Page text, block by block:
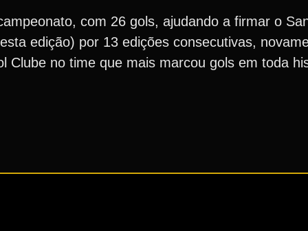
com 26 gols, ajudando a firmar o
edição) por 13 edições consecutivas,
Clube no time que mais marcou gols em toda